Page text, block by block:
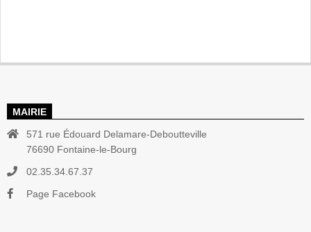
MAIRIE
571 rue Édouard Delamare-Deboutteville
76690 Fontaine-le-Bourg
02.35.34.67.37
Page Facebook